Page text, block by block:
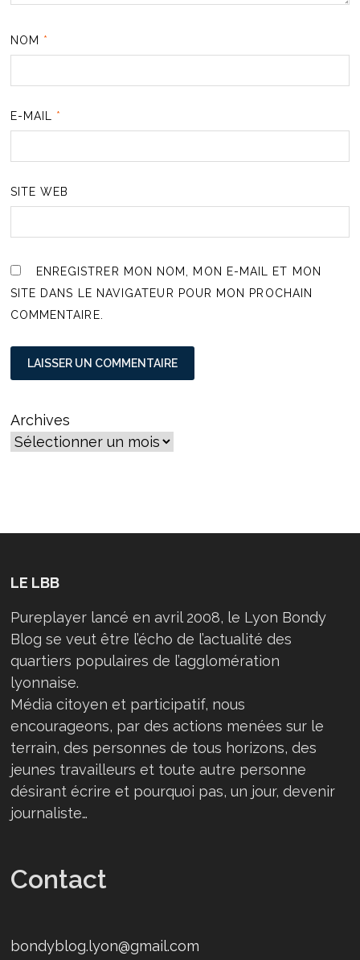
NOM *
E-MAIL *
SITE WEB
ENREGISTRER MON NOM, MON E-MAIL ET MON
SITE DANS LE NAVIGATEUR POUR MON PROCHAIN
COMMENTAIRE.
Archives
LE LBB
Pureplayer lancé en avril 2008, le Lyon Bondy
Blog se veut être l’écho de l’actualité des
quartiers populaires de l’agglomération
lyonnaise.
Média citoyen et participatif, nous
encourageons, par des actions menées sur le
terrain, des personnes de tous horizons, des
jeunes travailleurs et toute autre personne
désirant écrire et pourquoi pas, un jour, devenir
journaliste…
Contact
bondyblog.lyon@gmail.com